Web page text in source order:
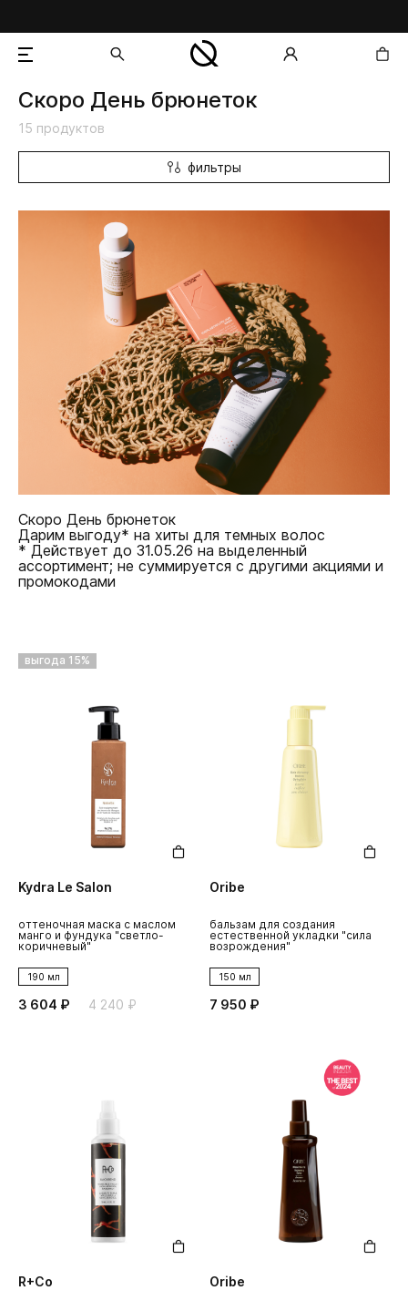
добавлен в корзину
Скоро День брюнеток
15 продуктов
фильтры
Скоро День брюнеток
Дарим выгоду* на хиты для темных волос
* Действует до 31.05.26 на выделенный
ассортимент; не суммируется с другими акциями и
промокодами
выгода 15%
Kydra Le Salon
оттеночная маска с маслом
манго и фундука "светло-
коричневый"
190 мл
3 604 ₽ 4 240 ₽
Oribe
бальзам для создания
естественной укладки "сила
возрождения"
150 мл
7 950 ₽
R+Co Oribe